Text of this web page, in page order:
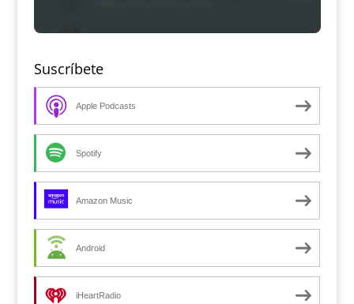
Suscríbete
Apple Podcasts
Spotify
Amazon Music
Android
iHeartRadio